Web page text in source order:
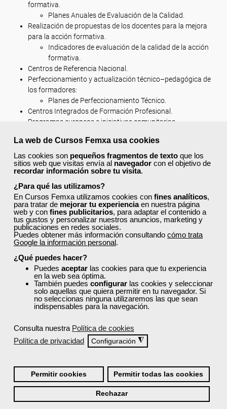
La web de Cursos Femxa usa cookies
Las cookies son pequeños fragmentos de texto que los
sitios web que visitas envía al navegador con el objetivo de
recordar información sobre tu visita.
¿Para qué las utilizamos?
En Cursos Femxa utilizamos cookies con fines analíticos,
para tratar de mejorar tu experienciaen nuestra página
web y con fines publicitarios, para adaptar el contenido a
tus gustos y personalizar nuestros anuncios, marketing y
publicaciones en redes sociales.
Puedes obtener más información consultando cómo trata
Google la información personal.
¿Qué puedes hacer?
Puedes aceptar las cookies para que tu experiencia
en la web sea óptima.
También puedes configurar las cookies y seleccionar
solo aquellas que quiera permitir en tu navegador. Si
no seleccionas ninguna utilizaremos las que sean
indispensables para la navegación.
Consulta nuestra Política de cookies
Política de privacidad
Configuración ◮
Permitir cookies Permitir todas las cookies
Rechazar
formativa.
Planes Anuales de Evaluación de la Calidad.
Realización de propuestas de los docentes para la mejora
para la acción formativa.
Indicadores de evaluación de la calidad de la acción
formativa.
Centros de Referencia Nacional.
Perfeccionamiento y actualización técnico–pedagógica de
los formadores:
Planes de Perfeccionamiento Técnico.
Centros Integrados de Formación Profesional.
Programas europeos e iniciativas comunitarias.
¿Cómo son las clases?
Este curso se imparte enmodalidad online con un examen
presencial final.
Requisitos De Acceso
Titulación
Formación 100% Subvencionada por:
Comentarios (0)
¡Únete a la Comunidad Femxa!
Actualmenteeste curso está cerradoy no hay plazas